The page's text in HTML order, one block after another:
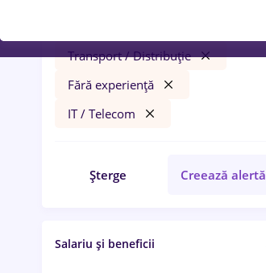
Transport / Distribuție
Fără experiență
IT / Telecom
Șterge Creează alertă
Salariu și beneficii